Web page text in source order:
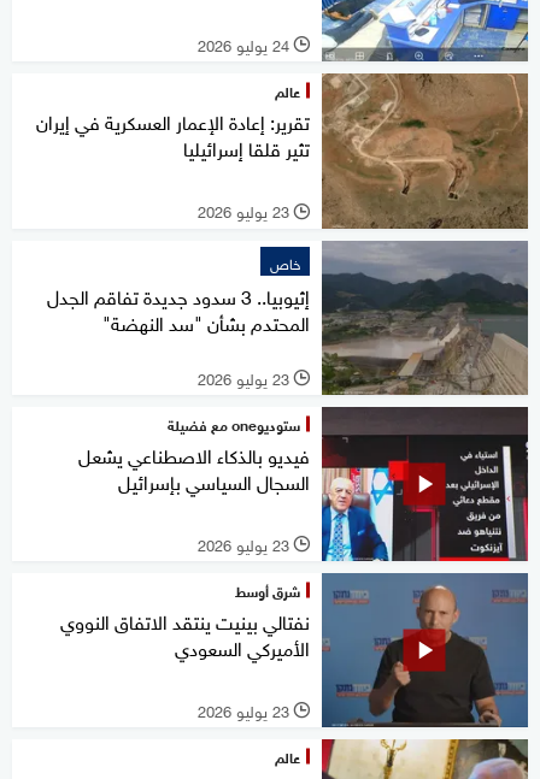
l 24 يوليو 2026
عالم
تقرير: إعادة الإعمار العسكرية في إيران
تثير قلقا إسرائيليا
l 23 يوليو 2026
خاص
إثيوبيا.. 3 سدود جديدة تفاقم الجدل
المحتدم بشأن "سد النهضة"
l 23 يوليو 2026
ستوديوone مع فضيلة
فيديو بالذكاء الاصطناعي يشعل
السجال السياسي بإسرائيل
l 23 يوليو 2026
شرق أوسط
نفتالي بينيت ينتقد الاتفاق النووي
الأميركي السعودي
l 23 يوليو 2026
عالم